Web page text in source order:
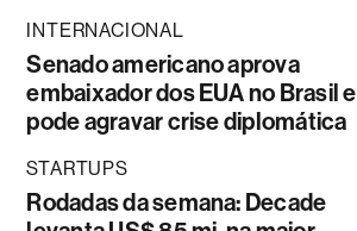
INTERNACIONAL
Senado americano aprova
embaixador dos EUA no Brasil e
pode agravar crise diplomática
STARTUPS
Rodadas da semana: Decade